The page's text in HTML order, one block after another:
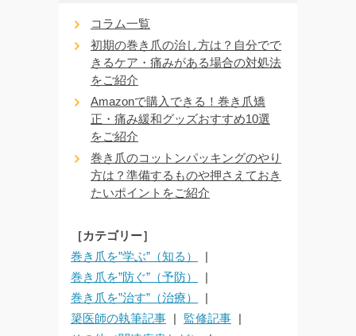
コラム一覧
初期の巻き爪の治し方は？自分でで
きるケア・痛みがある場合の対処法
をご紹介
Amazonで購入できる！巻き爪矯
正・痛み緩和グッズおすすめ10選
をご紹介
巻き爪のコットンパッキングのやり
方は？準備するものや押さえておき
たいポイントをご紹介
［カテゴリー］
巻き爪を”学ぶ”（知る）
巻き爪を”防ぐ”（予防）
巻き爪を”治す”（治療）
簗医師の執筆記事
監修記事